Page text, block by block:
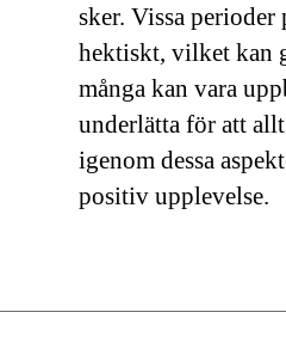
sker. Vissa
hektiskt, vilket kan
många kan vara
underlätta för att
igenom dessa
positiv upplevelse.